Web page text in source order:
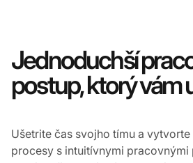
postup, ktorý vám